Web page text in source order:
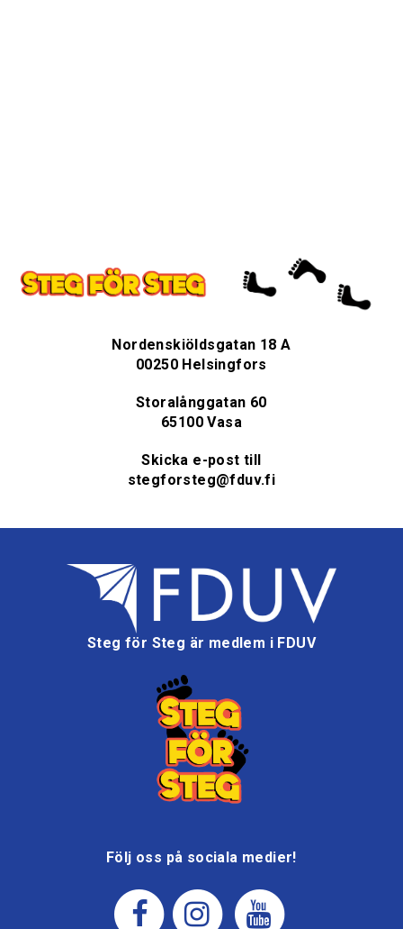
Nordenskiöldsgatan 18 A
00250 Helsingfors
Storalånggatan 60
65100 Vasa
Skicka e-post till
stegforsteg@fduv.fi
Steg för Steg är medlem i FDUV
Följ oss på sociala medier!